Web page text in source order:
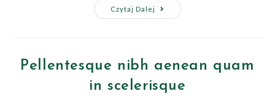
Czytaj Dalej
Conubia
himenaeos
Pellentesque nibh aenean quam
in scelerisque